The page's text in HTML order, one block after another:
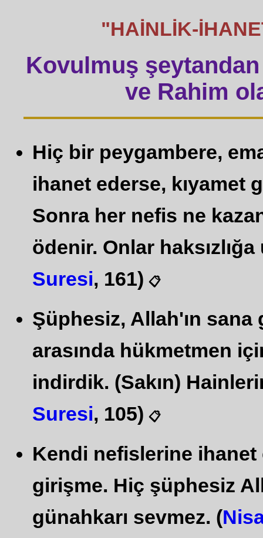
"HAİNLİK-
Kovulmuş şeytandan
ve Rahim
Hiç bir peygambere,
ihanet ederse, kıyamet
Sonra her nefis ne
ödenir. Onlar haksızlığa
Suresi, 161) 📋
Şüphesiz, Allah'ın
arasında hükmetmen
indirdik. (Sakın)
Suresi, 105) 📋
Kendi nefislerine
girişme. Hiç şüphesiz
günahkarı sevmez. (